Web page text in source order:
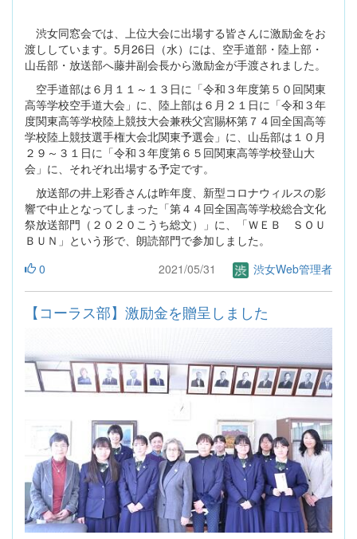
渋女同窓会では、上位大会に出場する皆さんに激励金をお
渡ししています。5月26日（水）には、空手道部・陸上部・
山岳部・放送部へ藤井副会長から激励金が手渡されました。
空手道部は６月１１～１３日に「令和３年度第５０回関東
高等学校空手道大会」に、陸上部は６月２１日に「令和３年
度関東高等学校陸上競技大会兼秩父宮賜杯第７４回全国高等
学校陸上競技選手権大会北関東予選会」に、山岳部は１０月
２９～３１日に「令和３年度第６５回関東高等学校登山大
会」に、それぞれ出場する予定です。
放送部の井上彩香さんは昨年度、新型コロナウィルスの影
響で中止となってしまった「第４４回全国高等学校総合文化
祭放送部門（２０２０こうち総文）」に、「ＷＥＢ ＳＯＵ
ＢＵＮ」という形で、朗読部門で参加しました。
0
2021/05/31 渋女Web管理者
【コーラス部】激励金を贈呈しました